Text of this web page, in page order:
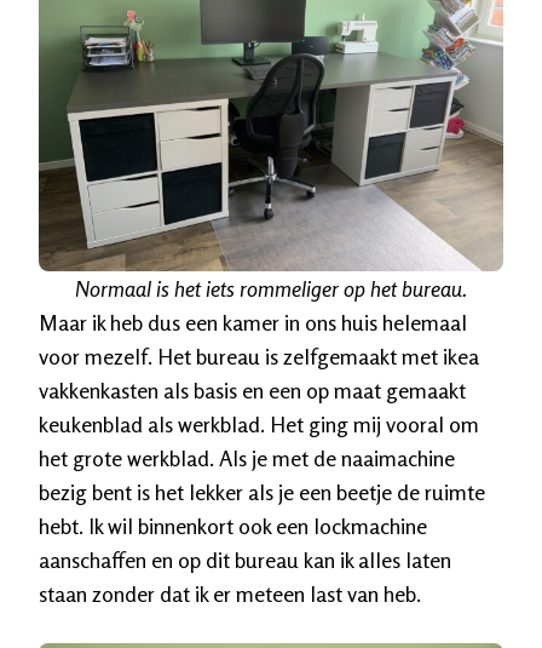
Normaal is het iets rommeliger op het bureau.
Maar ik heb dus een kamer in ons huis helemaal
voor mezelf. Het bureau is zelfgemaakt met ikea
vakkenkasten als basis en een op maat gemaakt
keukenblad als werkblad. Het ging mij vooral om
het grote werkblad. Als je met de naaimachine
bezig bent is het lekker als je een beetje de ruimte
hebt. Ik wil binnenkort ook een lockmachine
aanschaffen en op dit bureau kan ik alles laten
staan zonder dat ik er meteen last van heb.